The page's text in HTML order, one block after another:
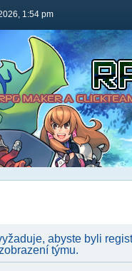
1:54 pm
abyste byli
týmu.